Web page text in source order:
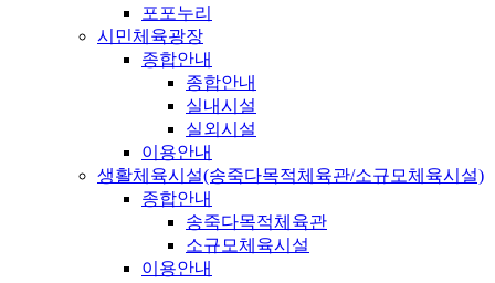
포포누리
시민체육광장
종합안내
종합안내
실내시설
실외시설
이용안내
생활체육시설(송죽다목적체육관/소규모체육시설)
종합안내
송죽다목적체육관
소규모체육시설
이용안내